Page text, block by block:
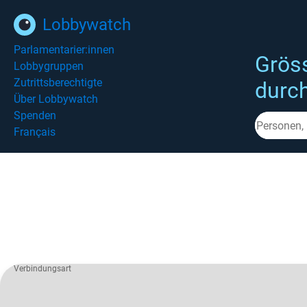
Lobbywatch
Parlamentarier:innen
Lobbygruppen
Zutrittsberechtigte
Über Lobbywatch
Spenden
Français
Verbindungsart